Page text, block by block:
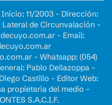
11/2003 - Dirección:
Lateral de Circunvalación -
- Email:
- Whatsapp: (054)
Pablo Dellazoppa -
Castillo - Editor Web:
propietaria del medio -
S.A.C.I.F.